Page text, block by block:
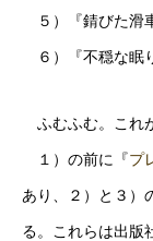
５）『錆びた滑
６）『不穏な眠
ふむふむ。これ
１）の前に『プ
あり、２）と３）
る。これらは出版